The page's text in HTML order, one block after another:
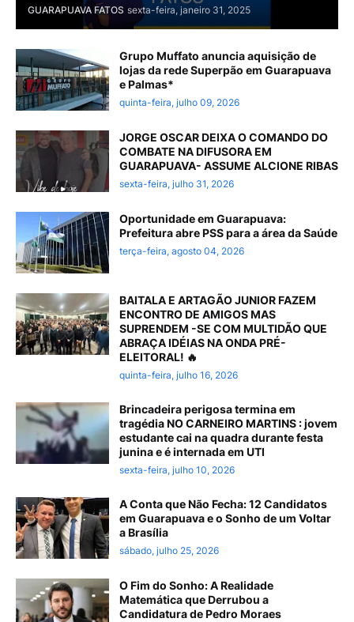
GUARAPUAVA FATOS sexta-feira, janeiro 31, 2025
Grupo Muffato anuncia aquisição de
lojas da rede Superpão em Guarapuava
e Palmas*
quinta-feira, julho 09, 2026
JORGE OSCAR DEIXA O COMANDO DO
COMBATE NA DIFUSORA EM
GUARAPUAVA- ASSUME ALCIONE RIBAS
sexta-feira, julho 31, 2026
Oportunidade em Guarapuava:
Prefeitura abre PSS para a área da Saúde
terça-feira, agosto 04, 2026
BAITALA E ARTAGÃO JUNIOR FAZEM
ENCONTRO DE AMIGOS MAS
SUPRENDEM -SE COM MULTIDÃO QUE
ABRAÇA IDÉIAS NA ONDA PRÉ-
ELEITORAL! 🔥
quinta-feira, julho 16, 2026
Brincadeira perigosa termina em
tragédia NO CARNEIRO MARTINS : jovem
estudante cai na quadra durante festa
junina e é internada em UTI
sexta-feira, julho 10, 2026
A Conta que Não Fecha: 12 Candidatos
em Guarapuava e o Sonho de um Voltar
a Brasília
sábado, julho 25, 2026
O Fim do Sonho: A Realidade
Matemática que Derrubou a
Candidatura de Pedro Moraes